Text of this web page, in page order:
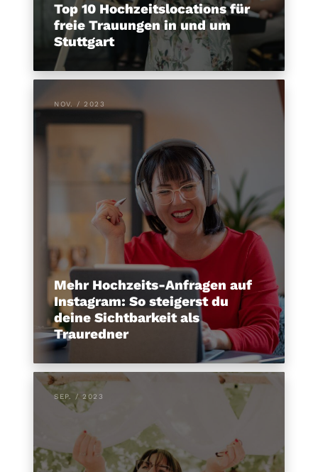
Top 10 Hochzeitslocations für
freie Trauungen in und um
Stuttgart
NOV. / 2023
Mehr Hochzeits-Anfragen auf
Instagram: So steigerst du
deine Sichtbarkeit als
Trauredner
SEP. / 2023